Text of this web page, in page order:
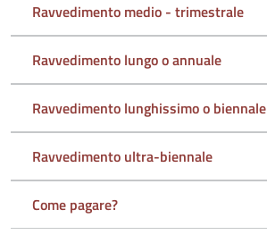
Ravvedimento medio - trimestrale
Ravvedimento lungo o annuale
Ravvedimento lunghissimo o biennale
Ravvedimento ultra-biennale
Come pagare?